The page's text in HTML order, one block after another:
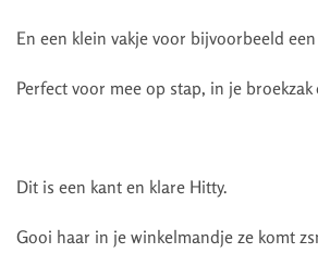
En een klein vakje voor bijvoorbeeld
Perfect voor mee op stap, in je broekzak
Dit is een kant en klare Hitty.
Gooi haar in je winkelmandje ze komt